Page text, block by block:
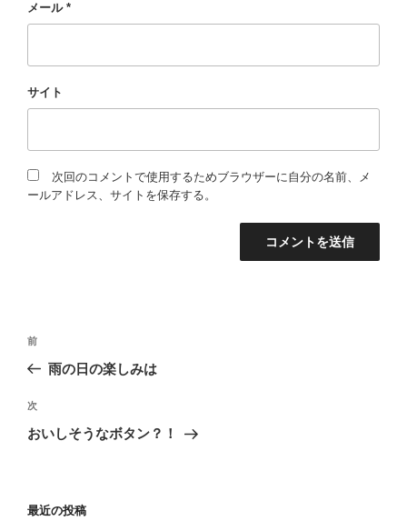
メール *
サイト
次回のコメントで使用するためブラウザーに自分の名前、メ
ールアドレス、サイトを保存する。
投
ビ
ゲ
ョ
過
の
稿
前
雨の日の楽しみは
次
投
次
おいしそうなボタン？！
最近の投稿